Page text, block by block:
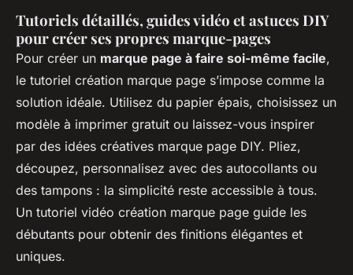
Tutoriels détaillés, guides vidéo et astuces DIY
pour créer ses propres marque-pages
Pour créer un marque page à faire soi-même facile,
le tutoriel création marque page s’impose comme la
solution idéale. Utilisez du papier épais, choisissez un
modèle à imprimer gratuit ou laissez-vous inspirer
par des idées créatives marque page DIY. Pliez,
découpez, personnalisez avec des autocollants ou
des tampons : la simplicité reste accessible à tous.
Un tutoriel vidéo création marque page guide les
débutants pour obtenir des finitions élégantes et
uniques.